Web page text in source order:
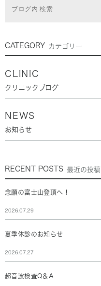
CATEGORY カテゴリー
CLINIC
クリニックブログ
NEWS
お知らせ
RECENT POSTS 最近の投稿
念願の富士山登頂へ！
2026.07.29
夏季休診のお知らせ
2026.07.27
超音波検査Q＆A